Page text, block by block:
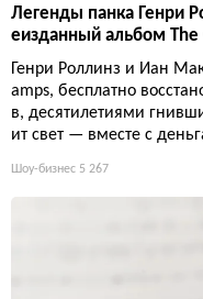
Легенды панка Генри
еизданный альбом The
Генри Роллинз и Иан
amps, бесплатно
в, десятилетиями
ит свет — вместе с
Шоу-бизнес 5 267